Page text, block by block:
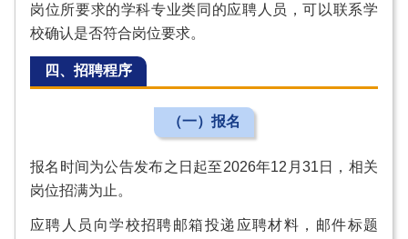
岗位所要求的学科专业类同的应聘人员，可以联系学
校确认是否符合岗位要求。
四、招聘程序
（一）报名
报名时间为公告发布之日起至2026年12月31日，相关
岗位招满为止。
应聘人员向学校招聘邮箱投递应聘材料，邮件标题